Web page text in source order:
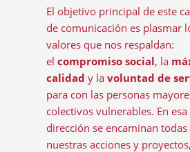
El objetivo principal de este
de comunicación es plasmar
valores que nos respaldan:
el compromiso social, la
calidad y la voluntad de
para con las personas
colectivos vulnerables. En esa
dirección se encaminan todas
nuestras acciones y